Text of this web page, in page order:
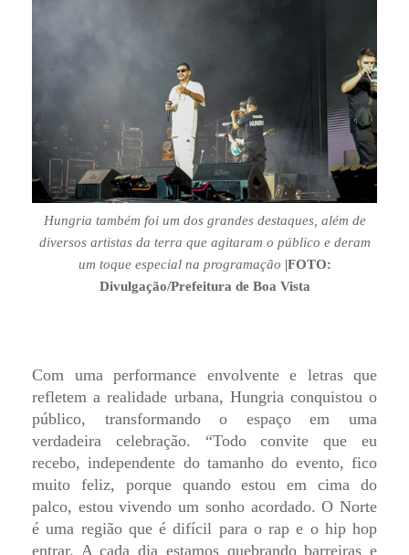
Hungria também foi um dos grandes destaques, além de
diversos artistas da terra que agitaram o público e deram
um toque especial na programação |FOTO:
Divulgação/Prefeitura de Boa Vista
Com uma performance envolvente e letras que
refletem a realidade urbana, Hungria conquistou o
público, transformando o espaço em uma
verdadeira celebração. “Todo convite que eu
recebo, independente do tamanho do evento, fico
muito feliz, porque quando estou em cima do
palco, estou vivendo um sonho acordado. O Norte
é uma região que é difícil para o rap e o hip hop
entrar. A cada dia estamos quebrando barreiras e